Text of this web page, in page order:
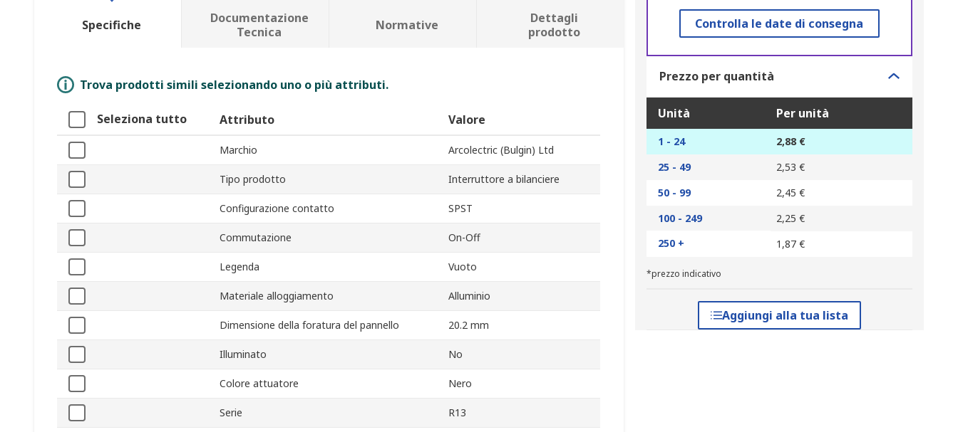
Controlla le date di consegna
Prezzo per quantità
Unità Per unità
1 - 24
2,88 €
25 - 49
2,53 €
50 - 99
2,45 €
100 - 249
2,25 €
250 +
1,87 €
*prezzo indicativo
Aggiungi alla tua lista
Specifiche
Documentazione
Tecnica
Normative
Dettagli
prodotto
Trova prodotti simili selezionando uno o più attributi.
Seleziona tutto Attributo Valore
Marchio Arcolectric (Bulgin) Ltd
Tipo prodotto Interruttore a bilanciere
Configurazione contatto SPST
Commutazione On-Off
Legenda Vuoto
Materiale alloggiamento Alluminio
Dimensione della foratura del pannello 20.2 mm
Illuminato No
Colore attuatore Nero
Serie R13